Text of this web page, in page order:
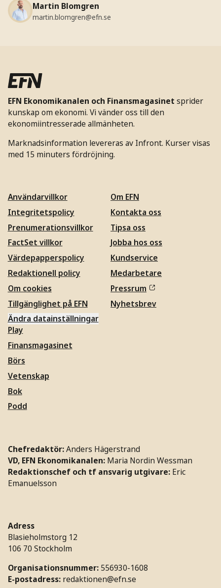
Martin Blomgren
martin.blomgren@efn.se
EFN Ekonomikanalen och Finansmagasinet sprider
kunskap om ekonomi. Vi vänder oss till den
ekonomiintresserade allmänheten.
Marknadsinformation levereras av Infront. Kurser visas
med 15 minuters fördröjning.
Användarvillkor
Integritetspolicy
Prenumerationsvillkor
FactSet villkor
Värdepapperspolicy
Redaktionell policy
Om cookies
Tillgänglighet på EFN
Ändra datainställningar
Om EFN
Kontakta oss
Tipsa oss
Jobba hos oss
Kundservice
Medarbetare
Pressrum
Nyhetsbrev
Play
Finansmagasinet
Börs
Vetenskap
Bok
Podd
Chefredaktör:Anders Hägerstrand
VD, EFN Ekonomikanalen: Maria Nordin Wessman
Redaktionschef och tf ansvarig utgivare: Eric
Emanuelsson
Adress
Blasieholmstorg 12
106 70 Stockholm
Organisationsnummer: 556930-1608
E-postadress: redaktionen@efn.se